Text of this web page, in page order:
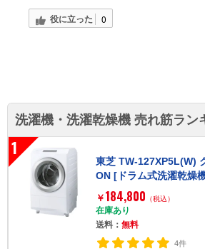
役に立った 0
洗濯機・洗濯乾燥機 売れ筋ラン
1
東芝 TW-127XP5L(W)
ON [ドラム式洗濯乾燥
左開き]
￥ 184,800 （税込）
在庫あり
送料：無料
4件